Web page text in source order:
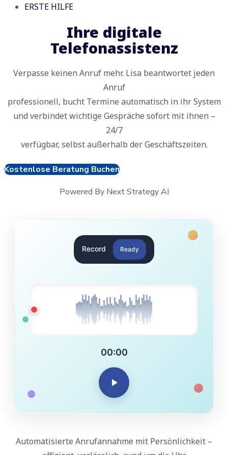
ERSTE HILFE
Ihre digitale
Telefonassistenz
Verpasse keinen Anruf mehr. Lisa beantwortet jeden
Anruf
professionell, bucht Termine automatisch in ihr System
und verbindet wichtige Gespräche sofort mit ihnen –
24/7
verfügbar, selbst außerhalb der Geschäftszeiten.
Kostenlose Beratung Buchen
Powered By Next Strategy AI
Record Ready
00:00
Automatisierte Anrufannahme mit Persönlichkeit –